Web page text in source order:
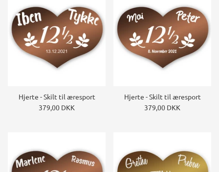
Hjerte - Skilt til æresport
379,00 DKK
Hjerte - Skilt til æresport
379,00 DKK